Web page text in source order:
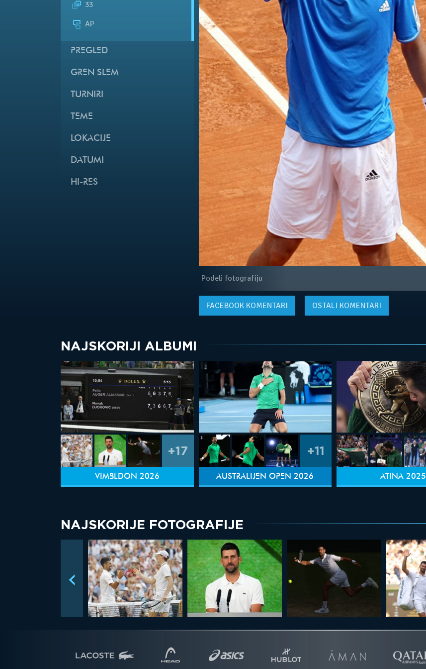
33
AP
PREGLED
GREN SLEM
TURNIRI
TEME
LOKACIJE
DATUMI
HI-RES
Podeli fotografiju
FACEBOOKKOMENTARI OSTALI KOMENTARI
NAJSKORIJI ALBUMI
+17
VIMBLDON 2026
+11
AUSTRALIJEN OPEN 2026 ATINA 2025
NAJSKORIJE FOTOGRAFIJE